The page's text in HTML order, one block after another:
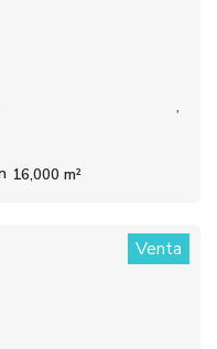
16,000 m²
Venta